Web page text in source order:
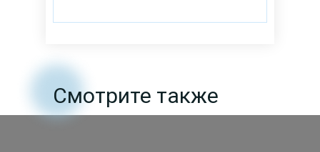
Смотрите также